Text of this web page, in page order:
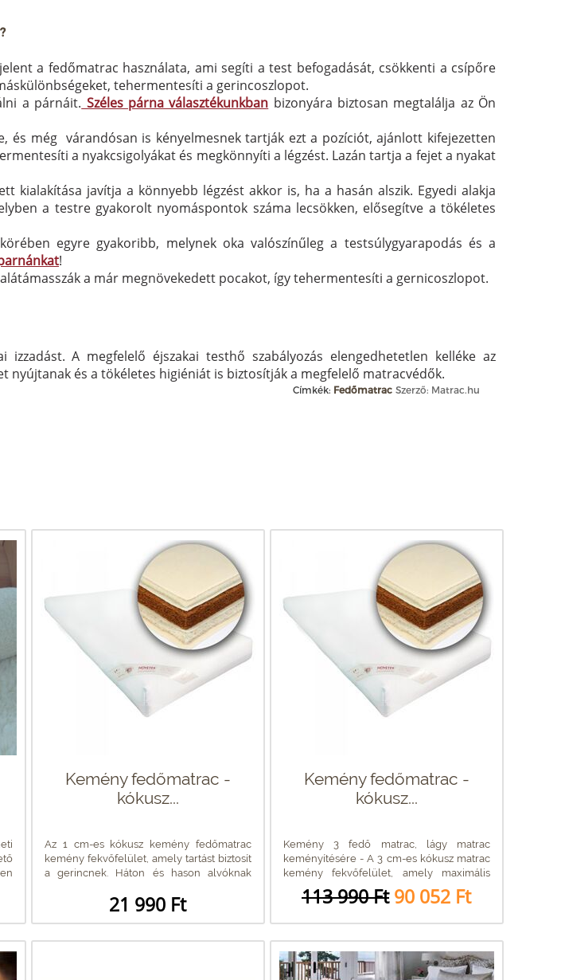
a fedőmatrac használata, ami segíti a test befogadását, csökkenti a csípőre
tehermentesíti a gerincoszlopot.
a párnáit. Széles párna választékunkban bizonyára biztosan megtalálja az Ön
és még várandósan is kényelmesnek tartják ezt a pozíciót, ajánlott kifejezetten
a nyakcsigolyákat és megkönnyíti a légzést. Lazán tartja a fejet a nyakat
kialakítása javítja a könnyebb légzést akkor is, ha a hasán alszik. Egyedi alakja
a testre gyakorolt nyomáspontok száma lecsökken, elősegítve a tökéletes
egyre gyakoribb, melynek oka valószínűleg a testsúlygyarapodás és a
!
a már megnövekedett pocakot, így tehermentesíti a gernicoszlopot.
A megfelelő éjszakai testhő szabályozás elengedhetetlen kelléke az
nyújtanak és a tökéletes higiéniát is biztosítják a megfelelő matracvédők.
Szerző: Matrac.hu
Címkék: Fedőmatrac
Kemény fedőmatrac -
kókusz...
Az 1 cm-es kókusz kemény fedőmatrac
kemény fekvőfelület, amely tartást biztosít
a gerincnek. Háton és hason alvóknak
21 990 Ft
Kemény fedőmatrac -
kókusz...
Kemény 3 fedő matrac, lágy matrac
keményítésére - A 3 cm-es kókusz matrac
kemény fekvőfelület, amely maximális
tartást...
113 990 Ft 90 052 Ft